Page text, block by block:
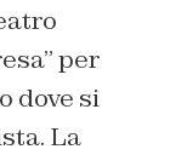
per
dove si
La